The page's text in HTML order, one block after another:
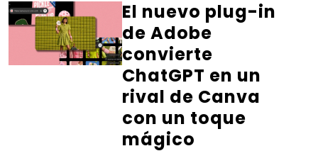
El nuevo plug-in
de Adobe
convierte
ChatGPT en un
rival de Canva
con un toque
mágico